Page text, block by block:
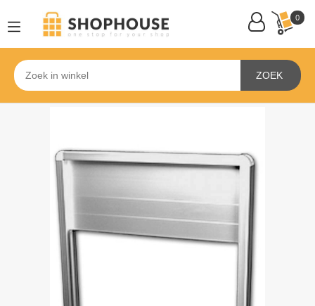
0
ZOEK